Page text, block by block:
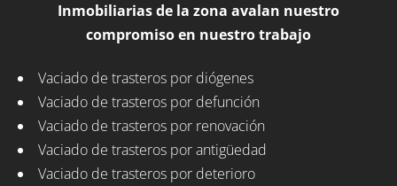
Inmobiliarias de la zona avalan nuestro
compromiso en nuestro trabajo
Vaciado de trasteros por diógenes
Vaciado de trasteros por defunción
Vaciado de trasteros por renovación
Vaciado de trasteros por antigüedad
Vaciado de trasteros por deterioro